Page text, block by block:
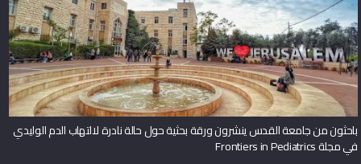
باحثون من جامعة القدس ينشرون ورقة بحثية حول حالة نادرة لالتهاب الدم الوليدي
في مجلة Frontiers in Pediatrics